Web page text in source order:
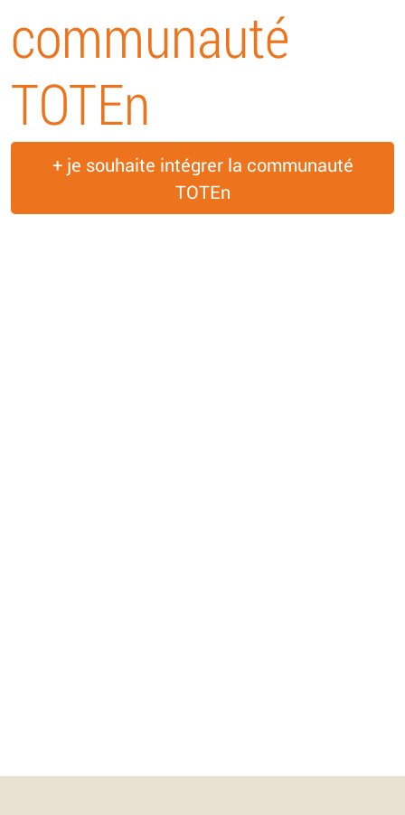
communauté
TOTEn
+ je souhaite intégrer la communauté
TOTEn